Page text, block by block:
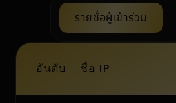
รายชื่อผู้เข้าร่วม
อันดับ ชื่อ IP